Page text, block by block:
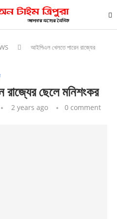
আইপিএল খেলতে পারেন রাজ্যের
ছেলে মনিশংকর
2 years ago 0 comment